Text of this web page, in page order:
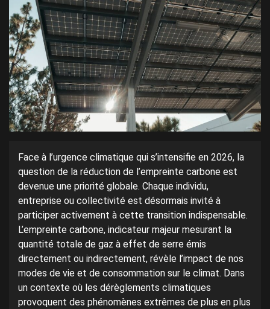
Face à l’urgence climatique qui s’intensifie en 2026, la
question de la réduction de l’empreinte carbone est
devenue une priorité globale. Chaque individu,
entreprise ou collectivité est désormais invité à
participer activement à cette transition indispensable.
L’empreinte carbone, indicateur majeur mesurant la
quantité totale de gaz à effet de serre émis
directement ou indirectement, révèle l’impact de nos
modes de vie et de consommation sur le climat. Dans
un contexte où les dérèglements climatiques
provoquent des phénomènes extrêmes de plus en plus